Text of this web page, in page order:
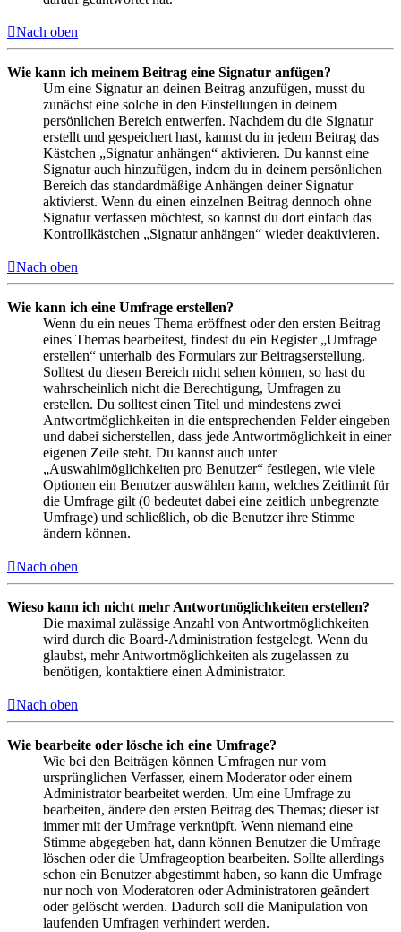
Nach oben
Wie kann ich meinem Beitrag eine Signatur anfügen?
Um eine Signatur an deinen Beitrag anzufügen, musst du
zunächst eine solche in den Einstellungen in deinem
persönlichen Bereich entwerfen. Nachdem du die Signatur
erstellt und gespeichert hast, kannst du in jedem Beitrag das
Kästchen „Signatur anhängen“ aktivieren. Du kannst eine
Signatur auch hinzufügen, indem du in deinem persönlichen
Bereich das standardmäßige Anhängen deiner Signatur
aktivierst. Wenn du einen einzelnen Beitrag dennoch ohne
Signatur verfassen möchtest, so kannst du dort einfach das
Kontrollkästchen „Signatur anhängen“ wieder deaktivieren.
Nach oben
Wie kann ich eine Umfrage erstellen?
Wenn du ein neues Thema eröffnest oder den ersten Beitrag
eines Themas bearbeitest, findest du ein Register „Umfrage
erstellen“ unterhalb des Formulars zur Beitragserstellung.
Solltest du diesen Bereich nicht sehen können, so hast du
wahrscheinlich nicht die Berechtigung, Umfragen zu
erstellen. Du solltest einen Titel und mindestens zwei
Antwortmöglichkeiten in die entsprechenden Felder eingeben
und dabei sicherstellen, dass jede Antwortmöglichkeit in einer
eigenen Zeile steht. Du kannst auch unter
„Auswahlmöglichkeiten pro Benutzer“ festlegen, wie viele
Optionen ein Benutzer auswählen kann, welches Zeitlimit für
die Umfrage gilt (0 bedeutet dabei eine zeitlich unbegrenzte
Umfrage) und schließlich, ob die Benutzer ihre Stimme
ändern können.
Nach oben
Wieso kann ich nicht mehr Antwortmöglichkeiten erstellen?
Die maximal zulässige Anzahl von Antwortmöglichkeiten
wird durch die Board-Administration festgelegt. Wenn du
glaubst, mehr Antwortmöglichkeiten als zugelassen zu
benötigen, kontaktiere einen Administrator.
Nach oben
Wie bearbeite oder lösche ich eine Umfrage?
Wie bei den Beiträgen können Umfragen nur vom
ursprünglichen Verfasser, einem Moderator oder einem
Administrator bearbeitet werden. Um eine Umfrage zu
bearbeiten, ändere den ersten Beitrag des Themas; dieser ist
immer mit der Umfrage verknüpft. Wenn niemand eine
Stimme abgegeben hat, dann können Benutzer die Umfrage
löschen oder die Umfrageoption bearbeiten. Sollte allerdings
schon ein Benutzer abgestimmt haben, so kann die Umfrage
nur noch von Moderatoren oder Administratoren geändert
oder gelöscht werden. Dadurch soll die Manipulation von
laufenden Umfragen verhindert werden.